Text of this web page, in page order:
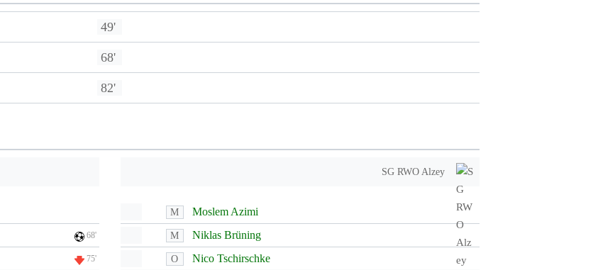
49'
68'
82'
68'
75'
SG RWO Alzey
M Moslem Azimi
M Niklas Brüning
O Nico Tschirschke